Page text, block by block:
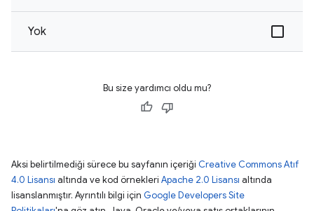
Yok
Bu size yardımcı oldu mu?
Aksi belirtilmediği sürece bu sayfanın içeriği Creative Commons Atıf
4.0 Lisansı altında ve kod örnekleri Apache 2.0 Lisansı altında
lisanslanmıştır. Ayrıntılı bilgi için Google Developers Site